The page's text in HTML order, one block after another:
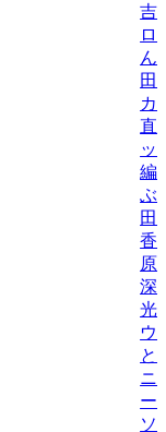
吉
ロ
ん
田
カ
直
ッ
編
ぶ/
田
香
原
深
光/
ウ
と
ニ
ー
ソ